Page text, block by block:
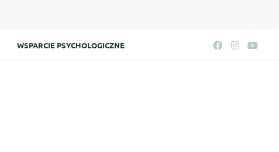
WSPARCIE PSYCHOLOGICZNE